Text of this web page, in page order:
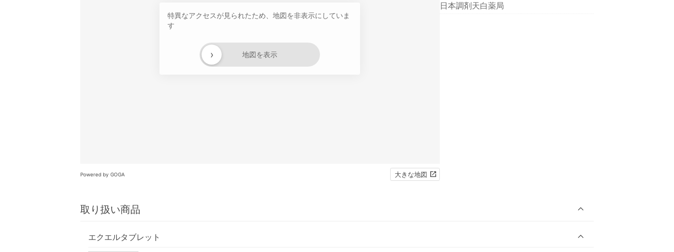
特異なアクセスが見られたため、地図を非表示にしていま
す
地図を表示
›
Powered by GOGA 大きな地図
取り扱い商品
エクエルタブレット
日本調剤天白薬局